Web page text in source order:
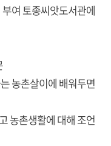
여 토종씨앗도서관에
농촌살이에 배워두면
농촌생활에 대해 조언